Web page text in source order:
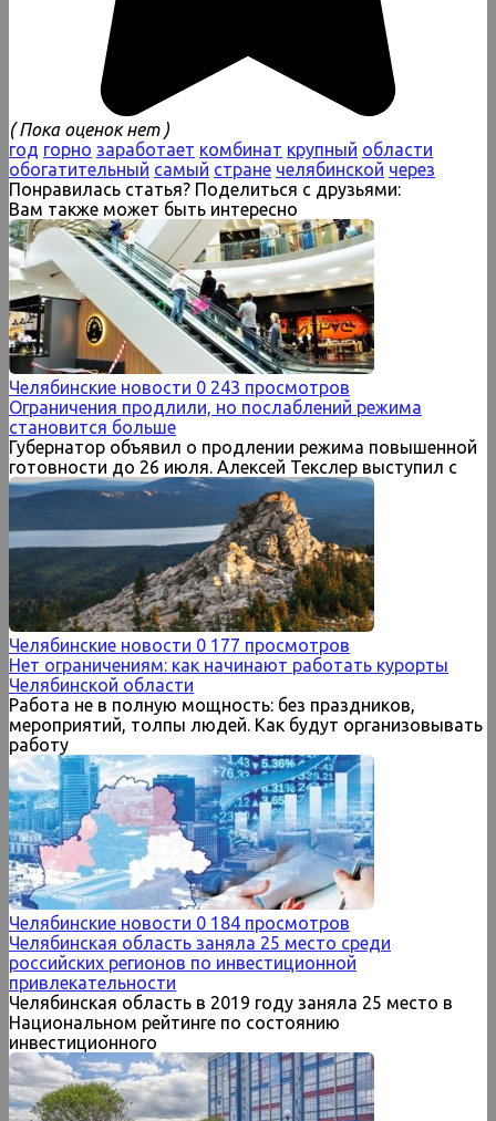
( Пока оценок нет )
год горно заработает комбинат крупный области
обогатительный самый стране челябинской через
Понравилась статья? Поделиться с друзьями:
Вам также может быть интересно
Челябинские новости 0 243 просмотров
Ограничения продлили, но послаблений режима
становится больше
Губернатор объявил о продлении режима повышенной
готовности до 26 июля. Алексей Текслер выступил с
Челябинские новости 0 177 просмотров
Нет ограничениям: как начинают работать курорты
Челябинской области
Работа не в полную мощность: без праздников,
мероприятий, толпы людей. Как будут организовывать
работу
Челябинские новости 0 184 просмотров
Челябинская область заняла 25 место среди
российских регионов по инвестиционной
привлекательности
Челябинская область в 2019 году заняла 25 место в
Национальном рейтинге по состоянию
инвестиционного